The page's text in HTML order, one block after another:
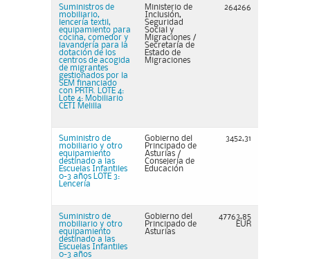
Suministros de
mobiliario,
lencería textil,
equipamiento para
cocina, comedor y
lavandería para la
dotación de los
centros de acogida
de migrantes
gestionados por la
SEM financiado
con PRTR. LOTE 4:
Lote 4: Mobiliario
CETI Melilla
Ministerio de
Inclusión,
Seguridad
Social y
Migraciones /
Secretaría de
Estado de
Migraciones
264266
Suministro de
mobiliario y otro
equipamiento
destinado a las
Escuelas Infantiles
0-3 años LOTE 3:
Lencería
Gobierno del
Principado de
Asturias /
Consejería de
Educación
3452,31
Suministro de
mobiliario y otro
equipamiento
destinado a las
Escuelas Infantiles
0-3 años
Gobierno del
Principado de
Asturias
47763,85
EUR